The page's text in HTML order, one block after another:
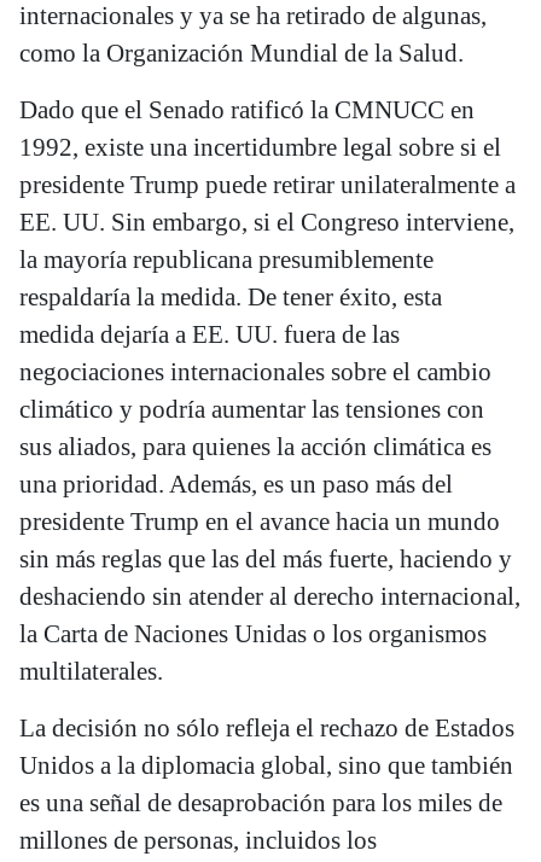
internacionales y ya se ha retirado de algunas,
como la Organización Mundial de la Salud.
Dado que el Senado ratificó la CMNUCC en
1992, existe una incertidumbre legal sobre si el
presidente Trump puede retirar unilateralmente a
EE. UU. Sin embargo, si el Congreso interviene,
la mayoría republicana presumiblemente
respaldaría la medida. De tener éxito, esta
medida dejaría a EE. UU. fuera de las
negociaciones internacionales sobre el cambio
climático y podría aumentar las tensiones con
sus aliados, para quienes la acción climática es
una prioridad. Además, es un paso más del
presidente Trump en el avance hacia un mundo
sin más reglas que las del más fuerte, haciendo y
deshaciendo sin atender al derecho internacional,
la Carta de Naciones Unidas o los organismos
multilaterales.
La decisión no sólo refleja el rechazo de Estados
Unidos a la diplomacia global, sino que también
es una señal de desaprobación para los miles de
millones de personas, incluidos los